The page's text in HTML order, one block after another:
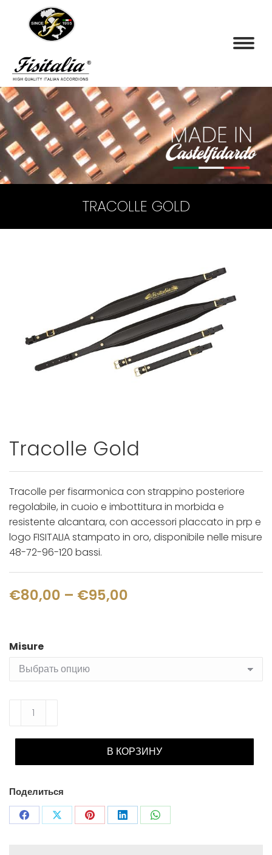
TRACOLLE GOLD
Tracolle Gold
€80,00 – €95,00
–
€95,00
Tracolle per fisarmonica con strappino posteriore
regolabile, in cuoio e imbottitura in morbida e
resistente alcantara, con accessori placcato in prp e
logo FISITALIA stampato in oro, disponibile nelle misure
48-72-96-120 bassi.
Misure
Количество
Tracolle
В КОРЗИНУ
Поделиться
ПоделитьсяПоделитьсяПоделитьсяПоделитьсяПоделиться